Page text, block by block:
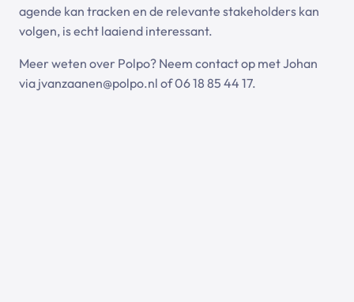
agende kan tracken en de relevante stakeholders kan
volgen, is echt laaiend interessant.
Meer weten over Polpo? Neem contact op met Johan
via jvanzaanen@polpo.nl of 06 18 85 44 17.